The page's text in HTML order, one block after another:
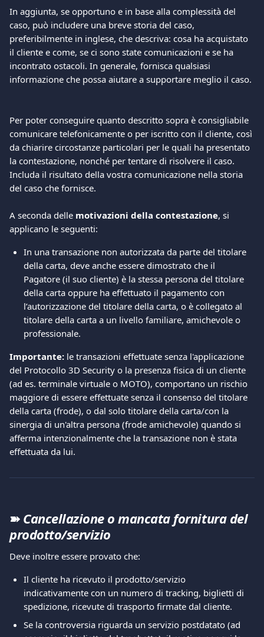
In aggiunta, se opportuno e in base alla complessità del
caso, può includere una breve storia del caso,
preferibilmente in inglese, che descriva: cosa ha acquistato
il cliente e come, se ci sono state comunicazioni e se ha
incontrato ostacoli. In generale, fornisca qualsiasi
informazione che possa aiutare a supportare meglio il caso.
Per poter conseguire quanto descritto sopra è consigliabile
comunicare telefonicamente o per iscritto con il cliente, così
da chiarire circostanze particolari per le quali ha presentato
la contestazione, nonché per tentare di risolvere il caso.
Includa il risultato della vostra comunicazione nella storia
del caso che fornisce.
A seconda delle motivazioni della contestazione, si
applicano le seguenti:
In una transazione non autorizzata da parte del titolare
della carta, deve anche essere dimostrato che il
Pagatore (il suo cliente) è la stessa persona del titolare
della carta oppure ha effettuato il pagamento con
l’autorizzazione del titolare della carta, o è collegato al
titolare della carta a un livello familiare, amichevole o
professionale.
Importante: le transazioni effettuate senza l'applicazione
del Protocollo 3D Security o la presenza fisica di un cliente
(ad es. terminale virtuale o MOTO), comportano un rischio
maggiore di essere effettuate senza il consenso del titolare
della carta (frode), o dal solo titolare della carta/con la
sinergia di un'altra persona (frode amichevole) quando si
afferma intenzionalmente che la transazione non è stata
effettuata da lui.
➽ Cancellazione o mancata fornitura del
prodotto/servizio
Deve inoltre essere provato che:
Il cliente ha ricevuto il prodotto/servizio
indicativamente con un numero di tracking, biglietti di
spedizione, ricevute di trasporto firmate dal cliente.
Se la controversia riguarda un servizio postdatato (ad